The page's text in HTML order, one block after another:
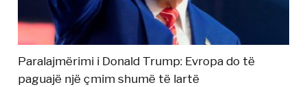
Paralajmërimi i Donald Trump: Evropa do të
paguajë një çmim shumë të lartë